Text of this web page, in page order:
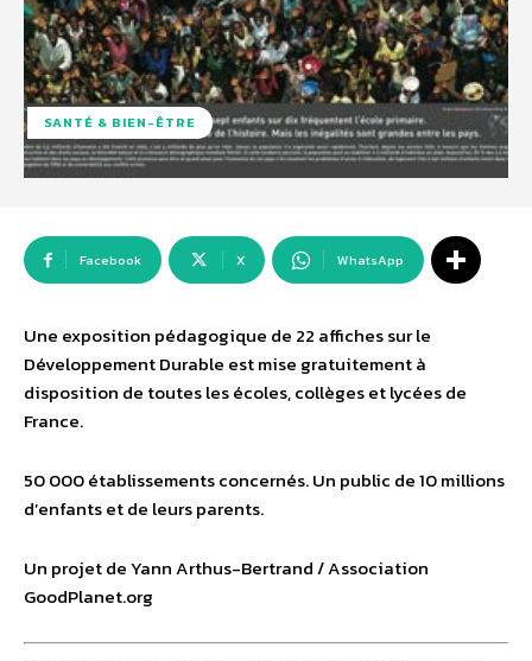
SANTÉ & BIEN-ÊTRE
Facebook X WhatsApp
Une exposition pédagogique de 22 affiches sur le
Développement Durable est mise gratuitement à
disposition de toutes les écoles, collèges et lycées de
France.
50 000 établissements concernés. Un public de 10 millions
d’enfants et de leurs parents.
Un projet de Yann Arthus-Bertrand / Association
GoodPlanet.org